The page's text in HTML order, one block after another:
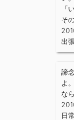
「
そ
出
諦
よ
な
日